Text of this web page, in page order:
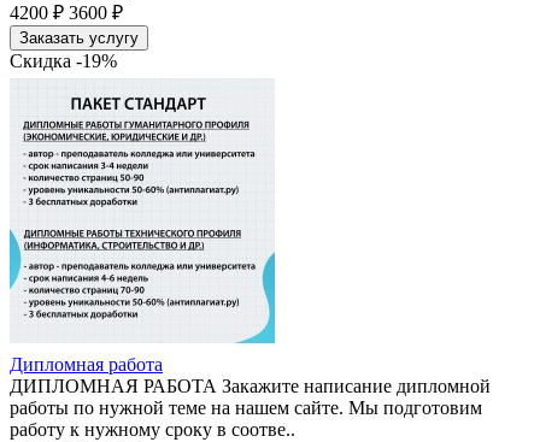
4200 ₽ 3600 ₽
Заказать услугу
Скидка -19%
Дипломная работа
ДИПЛОМНАЯ РАБОТА Закажите написание дипломной
работы по нужной теме на нашем сайте. Мы подготовим
работу к нужному сроку в соотве..